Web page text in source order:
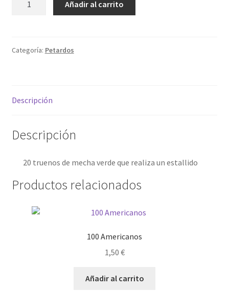
Política de privacidad
Términos y condiciones
Añadir al carrito
Categoría: Petardos
Descripción
Descripción
20 truenos de mecha verde que realiza un estallido
Productos relacionados
100 Americanos
1,50 €
Añadir al carrito